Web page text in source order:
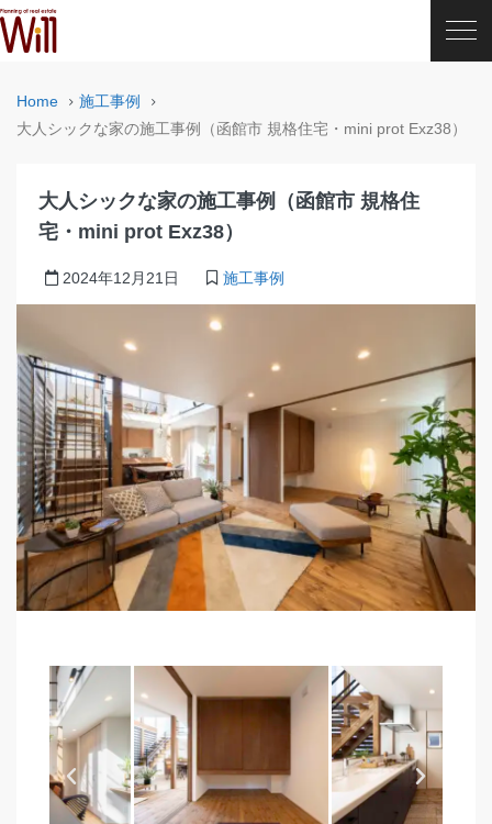
Home
施工事例
大人シックな家の施工事例（函館市 規格住宅・mini prot Exz38）
大人シックな家の施工事例（函館市 規格住
宅・mini prot Exz38）
2024年12月21日 施工事例